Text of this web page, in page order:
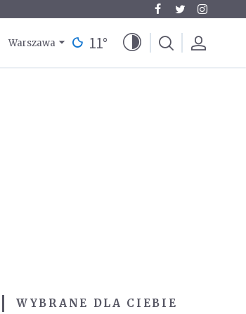
Warszawa 11°
WYBRANE DLA CIEBIE